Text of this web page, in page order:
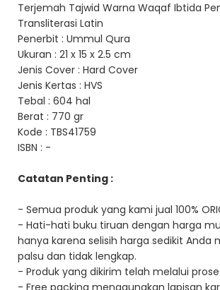
Terjemah Tajwid Warna Waqaf Ibtida
Transliterasi Latin
Penerbit : Ummul Qura
Ukuran : 21 x 15 x 2.5 cm
Jenis Cover : Hard Cover
Jenis Kertas : HVS
Tebal : 604 hal
Berat : 770 gr
Kode : TBS41759
ISBN : -
Catatan Penting :
- Semua produk yang kami jual 100%
- Hati-hati buku tiruan dengan harga
hanya karena selisih harga sedikit Anda
palsu dan tidak lengkap.
- Produk yang dikirim telah melalui
- Free packing menggunakan lapisan